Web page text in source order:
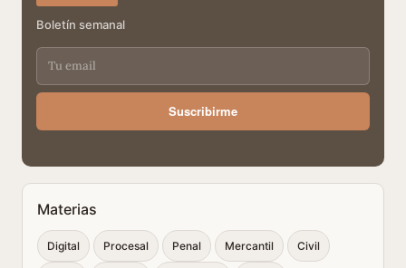
Boletín semanal
Suscribirme
Materias
Digital Procesal Penal Mercantil Civil